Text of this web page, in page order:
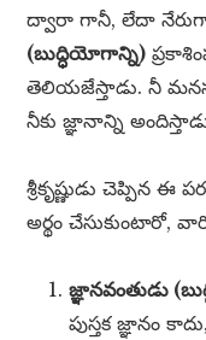
ద్వారా గానీ, లేదా
(బుద్ధియోగాన్ని)
తెలియజేస్తాడు. నీ
నీకు జ్ఞానాన్ని
శ్రీకృష్ణుడు చెప్పిన
అర్థం చేసుకుంటారో,
జ్ఞానవంతుడు
పుస్తక జ్ఞానం